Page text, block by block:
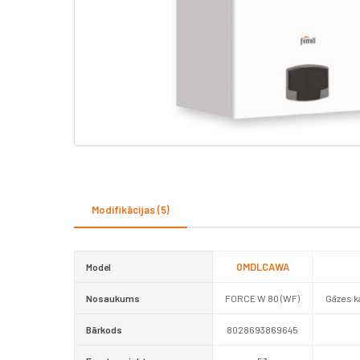
Modifikācijas (5)
Model 0MDLCAWA
Nosaukums FORCE W 80 (WF) Gāzes
Bārkods 8028693869645